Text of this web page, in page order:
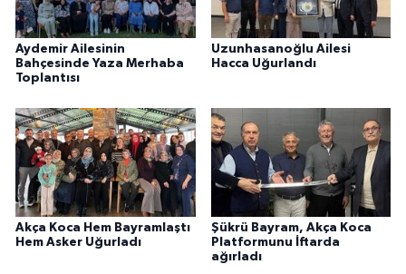
Aydemir Ailesinin
Bahçesinde Yaza Merhaba
Toplantısı
Uzunhasanoğlu Ailesi
Hacca Uğurlandı
Akça Koca Hem Bayramlaştı
Hem Asker Uğurladı
Şükrü Bayram, Akça Koca
Platformunu İftarda
ağırladı